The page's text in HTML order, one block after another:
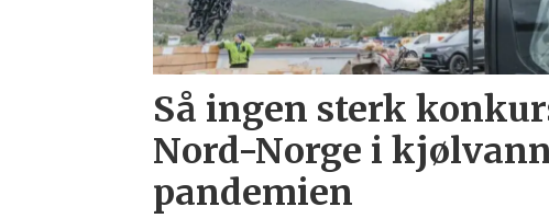
Så ingen sterk
Nord-Norge i
pandemien